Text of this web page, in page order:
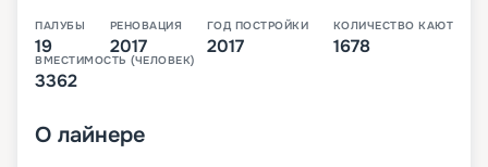
ПАЛУБЫ
19
РЕНОВАЦИЯ
2017
ГОД ПОСТРОЙКИ
2017
КОЛИЧЕСТВО КАЮТ
1678
ВМЕСТИМОСТЬ (ЧЕЛОВЕК)
3362
О лайнере